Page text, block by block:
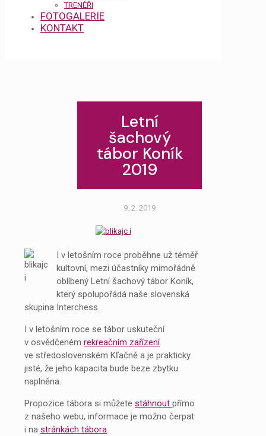
TRENÉŘI
FOTOGALERIE
KONTAKT
Letní
šachový
tábor Koník
2019
9. 2. 2019
I v letošním roce proběhne už téměř
kultovní, mezi účastníky mimořádně
oblíbený Letní šachový tábor Koník,
který spolupořádá naše slovenská
skupina Interchess.
I v letošním roce se tábor uskuteční
v osvědčeném rekreačním zařízení
ve středoslovenském Kľačně a je prakticky
jisté, že jeho kapacita bude beze zbytku
naplněna.
Propozice tábora si můžete stáhnout přímo
z našeho webu, informace je možno čerpat
i na stránkách tábora.